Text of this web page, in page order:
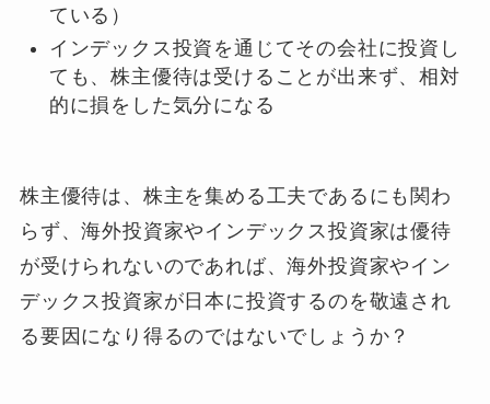
ている）
インデックス投資を通じてその会社に投資し
ても、株主優待は受けることが出来ず、相対
的に損をした気分になる
株主優待は、株主を集める工夫であるにも関わ
らず、海外投資家やインデックス投資家は優待
が受けられないのであれば、海外投資家やイン
デックス投資家が日本に投資するのを敬遠され
る要因 になり得るのではないでしょうか？